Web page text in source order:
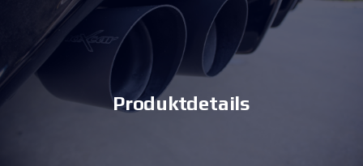
Produktdetails